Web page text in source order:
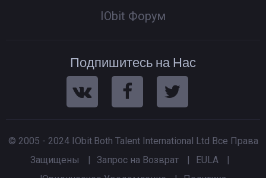
IObit Форум
Подпишитесь на Нас
© 2005 - 2024 IObit.Both Talent International Ltd Все Права
Защищены
| Запрос на Возврат | EULA
|